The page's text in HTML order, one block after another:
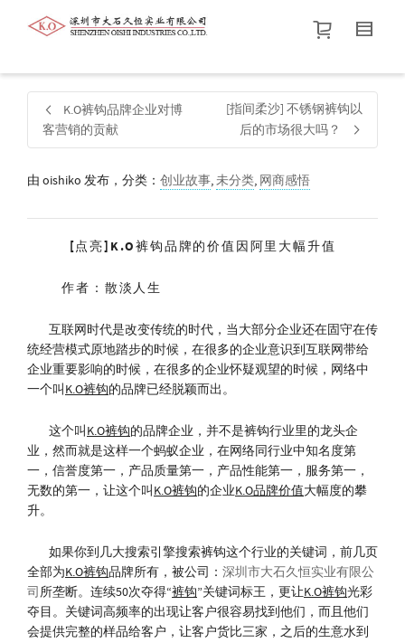
帮我查找新的衬衫尺码
价格介于
默认品牌.
K.O裤钩品牌企业对博
客营销的贡献
[指间柔沙] 不锈钢裤钩以
后的市场很大吗？
由 oishiko 发布，分类： 创业故事,未分类, 网商感悟
[点亮]K.O裤钩品牌的价值因阿里大幅升值
作者：散淡人生
互联网时代是改变传统的时代，当大部分企业还在固守在传
统经营模式原地踏步的时候，在很多的企业意识到互联网带给
企业重要影响的时候，在很多的企业怀疑观望的时候，网络中
一个叫 K.O裤钩的品牌已经脱颖而出。
这个叫 K.O裤钩的品牌企业，并不是裤钩行业里的龙头企
业，然而就是这样一个蚂蚁企业，在网络同行业中知名度第
一，信誉度第一，产品质量第一，产品性能第一，服务第一，
无数的第一，让这个叫 K.O裤钩的企业K.O品牌价值大幅度的攀
升。
如果你到几大搜索引擎搜索裤钩这个行业的关键词，前几页
全部为K.O裤钩品牌所有，被公司： 深圳市大石久恒实业有限公
司所垄断。连续50次夺得“裤钩”关键词标王，更让K.O裤钩光彩
夺目。关键词高频率的出现让客户很容易找到他们，而且他们
会提供完整的样品给客户，让客户货比三家，之后的生意水到